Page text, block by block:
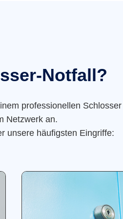
Notfall?
professionellen
Netzwerk an.
unsere häufigsten Eingriffe: